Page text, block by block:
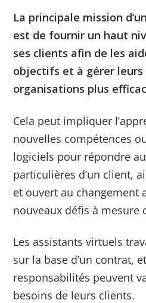
La principale mission
est de fournir un haut
ses clients afin de les
objectifs et à gérer leurs
organisations plus
Cela peut impliquer
nouvelles compétences
logiciels pour répondre
particulières d’un client,
et ouvert au changement
nouveaux défis à mesure
Les assistants virtuels
sur la base d’un contrat,
responsabilités peuvent
besoins de leurs clients.